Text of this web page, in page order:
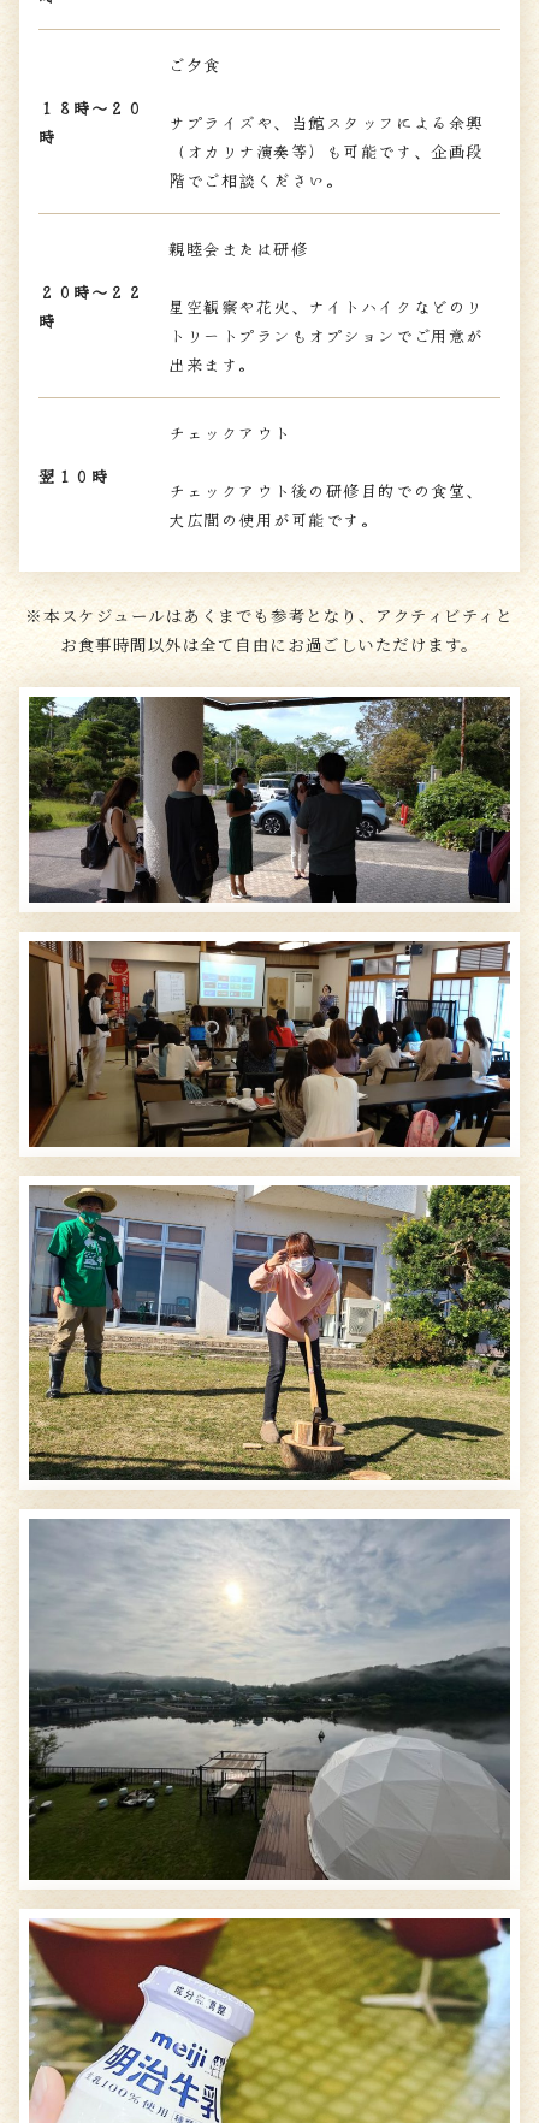
１８時～２０
時
ご夕食
サプライズや、当館スタッフによる余興
（オカリナ演奏等）も可能です、企画段
階でご相談ください。
２０時～２２
時
親睦会または研修
星空観察や花火、ナイトハイクなどのリ
トリートプランもオプションでご用意が
出来ます。
翌１０時
チェックアウト
チェックアウト後の研修目的での食堂、
大広間の使用が可能です。
※本スケジュールはあくまでも参考となり、アクティビティと
お食事時間以外は全て自由にお過ごしいただけます。